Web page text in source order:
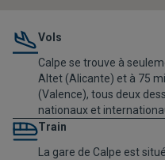
Vols
Calpe se trouve à
Altet (Alicante) et à 75
(Valence), tous deux
nationaux et
Train
La gare de Calpe est